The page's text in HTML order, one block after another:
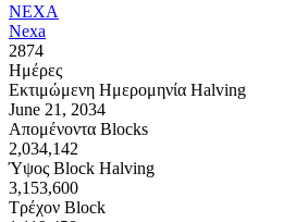
NEXA
Nexa
2874
Ημέρες
Εκτιμώμενη Ημερομηνία Halving
June 21, 2034
Απομένοντα Blocks
2,034,142
Ύψος Block Halving
3,153,600
Τρέχον Block